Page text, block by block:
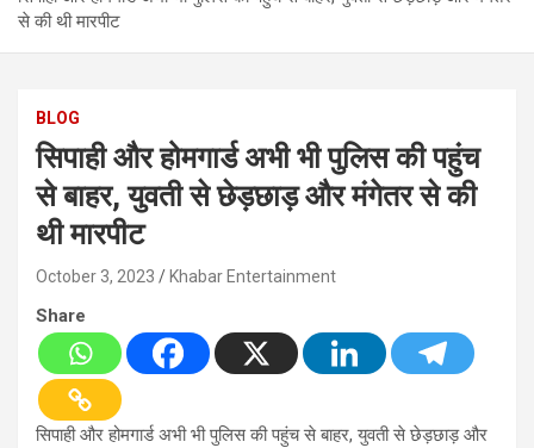
से की थी मारपीट
BLOG
सिपाही और होमगार्ड अभी भी पुलिस की पहुंच
से बाहर, युवती से छेड़छाड़ और मंगेतर से की
थी मारपीट
October 3, 2023 Khabar Entertainment
Share
सिपाही और होमगार्ड अभी भी पुलिस की पहुंच से बाहर, युवती से छेड़छाड़ और